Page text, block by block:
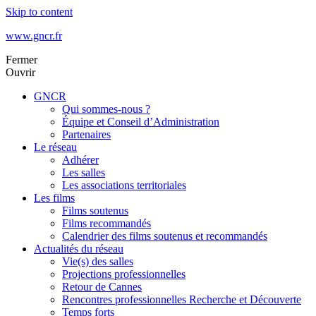
Skip to content
www.gncr.fr
Fermer
Ouvrir
GNCR
Qui sommes-nous ?
Équipe et Conseil d’Administration
Partenaires
Le réseau
Adhérer
Les salles
Les associations territoriales
Les films
Films soutenus
Films recommandés
Calendrier des films soutenus et recommandés
Actualités du réseau
Vie(s) des salles
Projections professionnelles
Retour de Cannes
Rencontres professionnelles Recherche et Découverte
Temps forts